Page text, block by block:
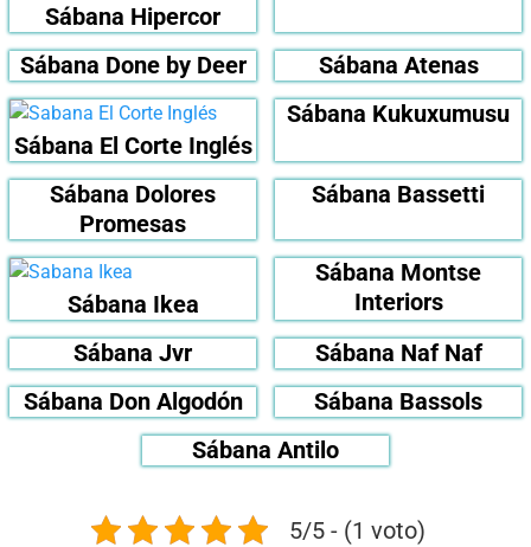
Sábana Hipercor
Sábana Done by Deer Sábana Atenas
Sábana El Corte Inglés
Sábana Kukuxumusu
Sábana Dolores
Promesas
Sábana Bassetti
Sábana Ikea
Sábana Montse
Interiors
Sábana Jvr
Sábana Naf Naf
Sábana Don Algodón
Sábana Bassols
Sábana Antilo
5/5 - (1 voto)